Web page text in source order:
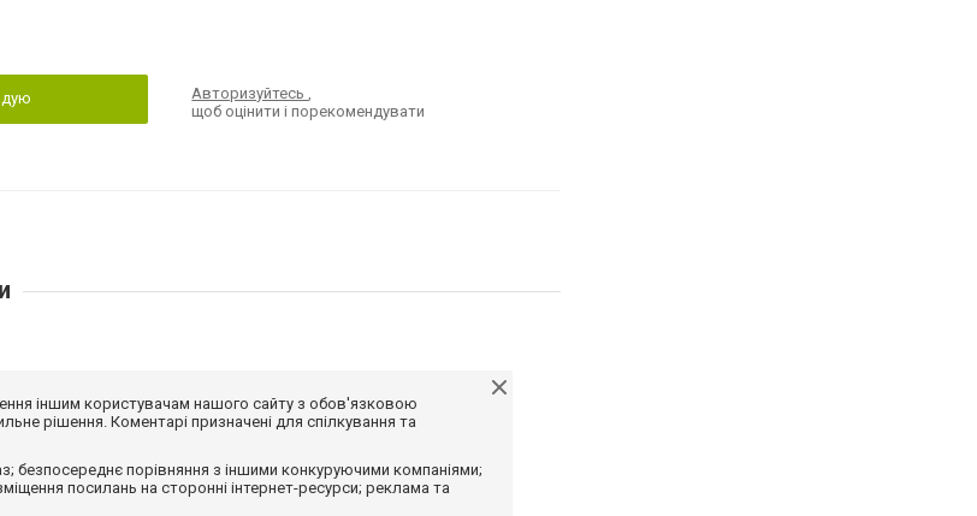
Авторизуйтесь,
щоб оцінити і порекомендувати
іншим користувачам нашого сайту з обов'язковою
рішення. Коментарі призначені для спілкування та
безпосереднє порівняння з іншими конкуруючими компаніями;
посилань на сторонні інтернет-ресурси; реклама та